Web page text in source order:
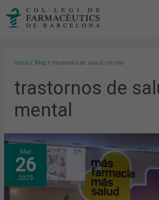
Inicio Blog trastornos de salud mental
trastornos de
mental
Mar
26
2025
LAS
REDES
SOCIALES
INFLUYEN
EN
LA
DISTORSIÓN